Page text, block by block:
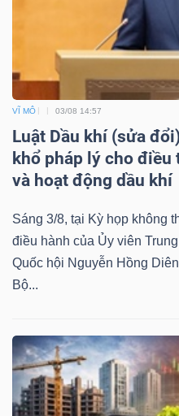
VĨ MÔ 03/08 14:57
Luật Dầu khí (sửa
khổ pháp lý cho điều
và hoạt động dầu khí
Sáng 3/8, tại Kỳ họp không
điều hành của Ủy viên
Quốc hội Nguyễn Hồng
Bộ...